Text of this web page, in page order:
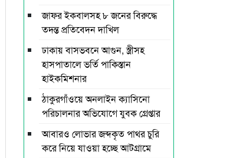
জাফর ইকবালসহ ৮ জনের বিরুদ্ধে
তদন্ত প্রতিবেদন দাখিল
ঢাকায় বাসভবনে আগুন, স্ত্রীসহ
হাসপাতালে ভর্তি পাকিস্তান
হাইকমিশনার
ঠাকুরগাঁওয়ে অনলাইন ক্যাসিনো
পরিচালনার অভিযোগে যুবক গ্রেপ্তার
আবারও লোভার জব্দকৃত পাথর চুরি
করে নিয়ে যাওয়া হচ্ছে আটগ্রামে